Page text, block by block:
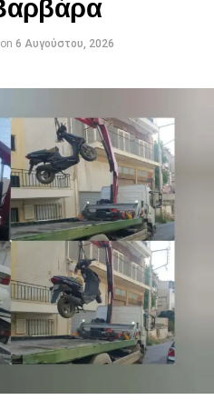
on 6 Αυγούστου, 2026